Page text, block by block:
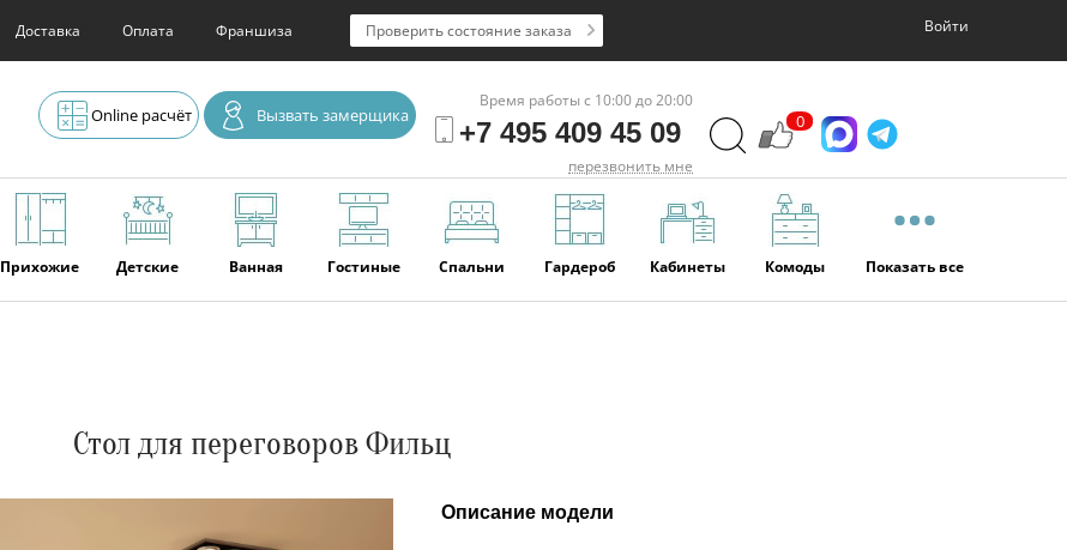
Доставка Оплата Франшиза Войти
Проверить состояние заказа
Online расчёт Вызвать замерщика
Время работы с 10:00 до 20:00
+7 495 409 45 09
перезвонить мне
0
Прихожие Детские Ванная Гостиные Спальни Гардероб Кабинеты Комоды Показать все
Стол для переговоров Фильц
Описание модели